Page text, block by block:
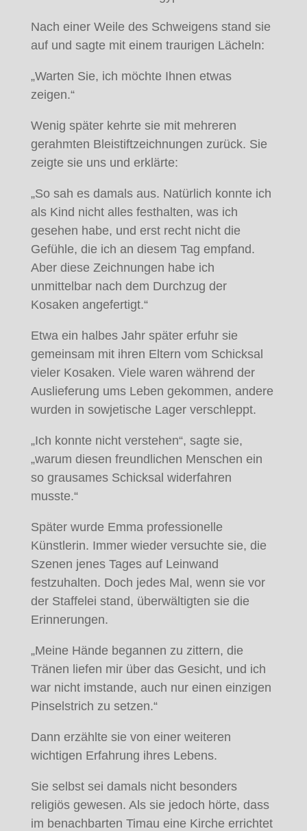
Nach einer Weile des Schweigens stand sie
auf und sagte mit einem traurigen Lächeln:
„Warten Sie, ich möchte Ihnen etwas
zeigen.“
Wenig später kehrte sie mit mehreren
gerahmten Bleistiftzeichnungen zurück. Sie
zeigte sie uns und erklärte:
„So sah es damals aus. Natürlich konnte ich
als Kind nicht alles festhalten, was ich
gesehen habe, und erst recht nicht die
Gefühle, die ich an diesem Tag empfand.
Aber diese Zeichnungen habe ich
unmittelbar nach dem Durchzug der
Kosaken angefertigt.“
Etwa ein halbes Jahr später erfuhr sie
gemeinsam mit ihren Eltern vom Schicksal
vieler Kosaken. Viele waren während der
Auslieferung ums Leben gekommen, andere
wurden in sowjetische Lager verschleppt.
„Ich konnte nicht verstehen“, sagte sie,
„warum diesen freundlichen Menschen ein
so grausames Schicksal widerfahren
musste.“
Später wurde Emma professionelle
Künstlerin. Immer wieder versuchte sie, die
Szenen jenes Tages auf Leinwand
festzuhalten. Doch jedes Mal, wenn sie vor
der Staffelei stand, überwältigten sie die
Erinnerungen.
„Meine Hände begannen zu zittern, die
Tränen liefen mir über das Gesicht, und ich
war nicht imstande, auch nur einen einzigen
Pinselstrich zu setzen.“
Dann erzählte sie von einer weiteren
wichtigen Erfahrung ihres Lebens.
Sie selbst sei damals nicht besonders
religiös gewesen. Als sie jedoch hörte, dass
im benachbarten Timau eine Kirche errichtet